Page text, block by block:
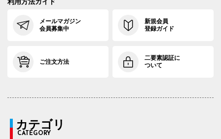
利用方法ガイド
メールマガジン
会員募集中
新規会員
登録ガイド
ご注文方法
二要素認証に
ついて
カテゴリ
CATEGORY